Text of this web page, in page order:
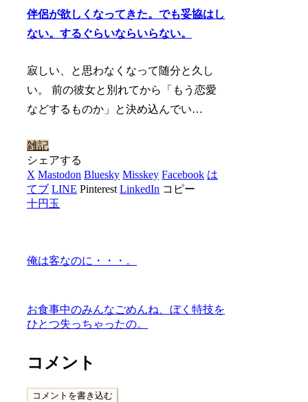
伴侶が欲しくなってきた。でも妥協はし
ない。するぐらいならいらない。
寂しい、と思わなくなって随分と久し
い。 前の彼女と別れてから「もう恋愛
などするものか」と決め込んでい…
雑記
シェアする
X Mastodon Bluesky Misskey Facebook は
てブ LINE Pinterest LinkedIn コピー
十円玉
俺は客なのに・・・。
お食事中のみんなごめんね、ぼく特技を
ひとつ失っちゃったの。
コメント
コメントを書き込む